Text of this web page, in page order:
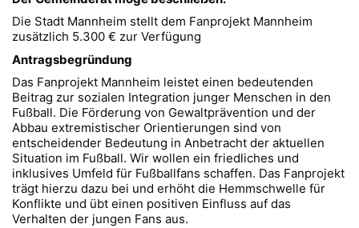
Die Stadt Mannheim stellt dem Fanprojekt Mannheim
zusätzlich 5.300 € zur Verfügung
Antragsbegründung
Das Fanprojekt Mannheim leistet einen bedeutenden
Beitrag zur sozialen Integration junger Menschen in den
Fußball. Die Förderung von Gewaltprävention und der
Abbau extremistischer Orientierungen sind von
entscheidender Bedeutung in Anbetracht der aktuellen
Situation im Fußball. Wir wollen ein friedliches und
inklusives Umfeld für Fußballfans schaffen. Das Fanprojekt
trägt hierzu dazu bei und erhöht die Hemmschwelle für
Konflikte und übt einen positiven Einfluss auf das
Verhalten der jungen Fans aus.